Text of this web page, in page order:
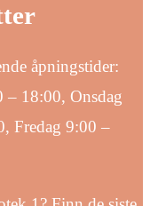
åpningstider:
– 18:00, Onsdag
Fredag 9:00 –